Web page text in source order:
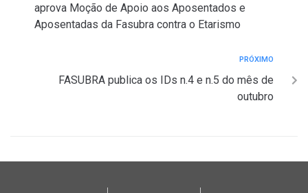
aprova Moção de Apoio aos Aposentados e
Aposentadas da Fasubra contra o Etarismo
PRÓXIMO
FASUBRA publica os IDs n.4 e n.5 do mês de
outubro